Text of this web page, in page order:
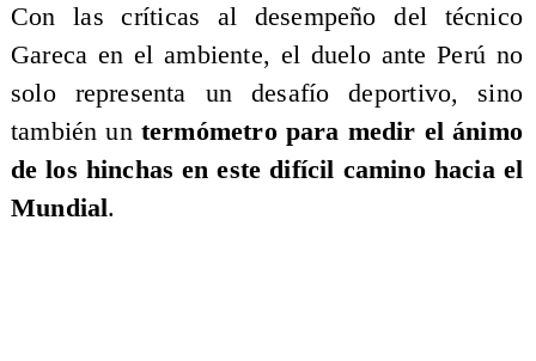
Con las críticas al desempeño del técnico
Gareca en el ambiente, el duelo ante Perú no
solo representa un desafío deportivo, sino
también un termómetro para medir el ánimo
de los hinchas en este difícil camino hacia el
Mundial.